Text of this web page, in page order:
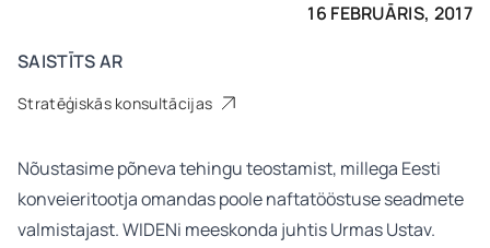
16 FEBRUĀRIS, 2017
SAISTĪTS AR
Stratēģiskās konsultācijas
Nõustasime põneva tehingu teostamist, millega Eesti
konveieritootja omandas poole naftatööstuse seadmete
valmistajast. WIDENi meeskonda juhtis Urmas Ustav.